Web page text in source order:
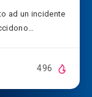
ad un incidente
496